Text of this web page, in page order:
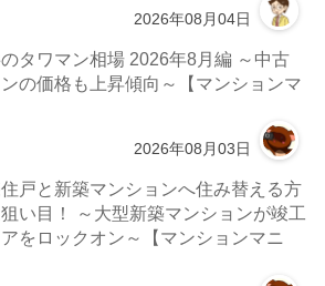
2026年08月04日
タワマン相場 2026年8月編 ～中古
の価格も上昇傾向～【マンションマ
2026年08月03日
戸と新築マンションへ住み替える方
い目！ ～大型新築マンションが竣工
をロックオン～【マンションマニ